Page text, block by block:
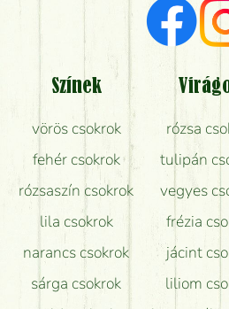
Milyen visszajelzést kapok
Tényleg azt kapom, ami
Mit kell tudni a
Hogy marad a lehető
Tudok adventi koszorút
Színek
vörös csokrok
fehér csokrok
rózsaszín csokrok
lila csokrok
narancs csokrok
sárga csokrok
rózsa
tulipán
vegyes
frézia
jácint
liliom